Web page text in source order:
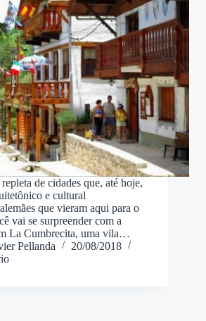
de cidades que, até hoje,
e cultural
que vieram aqui para o
vai se surpreender com a
La Cumbrecita, uma vila…
Pellanda
20/08/2018